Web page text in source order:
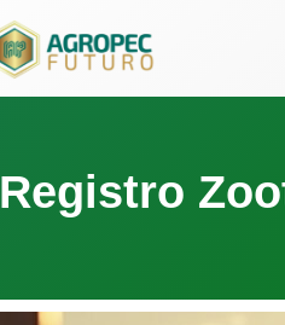
Registro